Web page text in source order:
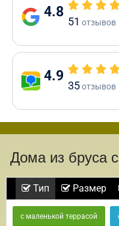
4.8
51 отзывов
4.9
35отзывов
Дома из бруса
Тип Размер
с маленькой террасой